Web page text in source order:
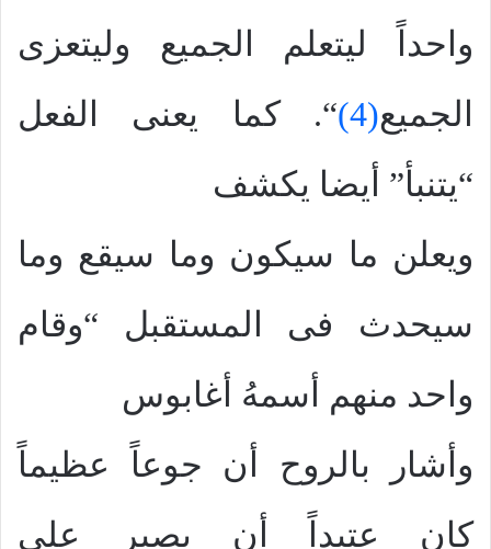
واحداً ليتعلم الجميع وليتعزى
الجميع(4)
“. كما يعنى الفعل
“يتنبأ” أيضا يكشف
ويعلن ما سيكون وما سيقع وما
سيحدث فى المستقبل “وقام
واحد منهم أسمهُ أغابوس
وأشار بالروح أن جوعاً عظيماً
كان عتيداً أن يصير على